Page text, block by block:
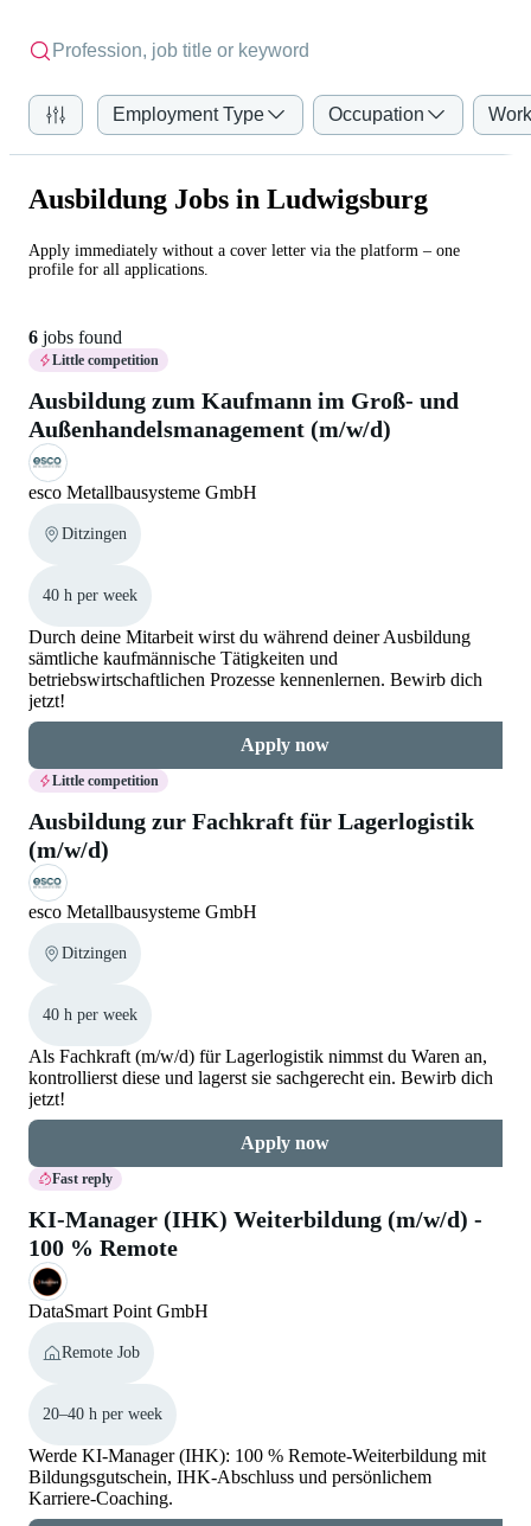
Employment Type Occupation
Ausbildung Jobs in Ludwigsburg
Apply immediately without a cover letter via the platform – one
profile for all applications.
6 jobs found
Little competition
Ausbildung zum Kaufmann im Groß- und
Außenhandelsmanagement (m/w/d)
esco Metallbausysteme GmbH
Ditzingen
40 h per week
Durch deine Mitarbeit wirst du während deiner Ausbildung
sämtliche kaufmännische Tätigkeiten und
betriebswirtschaftlichen Prozesse kennenlernen. Bewirb dich
jetzt!
Apply now
Little competition
Ausbildung zur Fachkraft für Lagerlogistik
(m/w/d)
esco Metallbausysteme GmbH
Ditzingen
40 h per week
Als Fachkraft (m/w/d) für Lagerlogistik nimmst du Waren an,
kontrollierst diese und lagerst sie sachgerecht ein. Bewirb dich
jetzt!
Apply now
Fast reply
KI-Manager (IHK) Weiterbildung (m/w/d) -
100 % Remote
DataSmart Point GmbH
Remote Job
20–40 h per week
Werde KI-Manager (IHK): 100 % Remote-Weiterbildung mit
Bildungsgutschein, IHK-Abschluss und persönlichem
Karriere-Coaching.